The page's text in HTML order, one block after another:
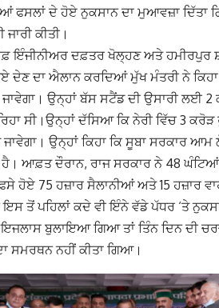
ਫਸਲਾਂ ਦੇ ਹੋਏ ਨੁਕਸਾਨ ਦਾ ਮੁਆਵਜ਼ਾ ਦਿੱਤਾ
ਕੀਤੀ।
ਇੰਜੀਨੀਅਰ ਦਫ਼ਤਰ ਖੋਲ੍ਹਣ ਅਤੇ ਹਮੀਰਪੁਰ
ਦਾ ਐਲਾਨ ਕਰਦਿਆਂ ਮੁੱਖ ਮੰਤਰੀ ਨੇ ਕਿਹਾ
ਉਨ੍ਹਾਂ ਬੱਸ ਸਟੈਂਡ ਦੀ ਉਸਾਰੀ ਲਈ
ਸੀ। ਉਨ੍ਹਾਂ ਦੱਸਿਆ ਕਿ ਨੇਰੀ ਵਿੱਚ 3 ਕਰੋੜ
ਉਨ੍ਹਾਂ ਕਿਹਾ ਕਿ ਸੂਬਾ ਸਰਕਾਰ
ਹੈ। ਆਫ਼ਤ ਦੌਰਾਨ, ਰਾਜ ਸਰਕਾਰ ਨੇ 48
ਹੋਏ 75 ਹਜ਼ਾਰ ਸੈਲਾਨੀਆਂ ਅਤੇ 15 ਹਜ਼ਾਰ
ਤੋਂ ਪਹਿਲਾਂ ਕਦੇ ਵੀ ਇੰਨੇ ਵੱਡੇ ਪੱਧਰ ‘ਤੇ
ਬੁਲਾਇਆ ਗਿਆ ਤਾਂ ਤਿੰਨ ਦਿਨ ਦੀ
ਸਮਰਥਨ ਨਹੀਂ ਕੀਤਾ ਗਿਆ।